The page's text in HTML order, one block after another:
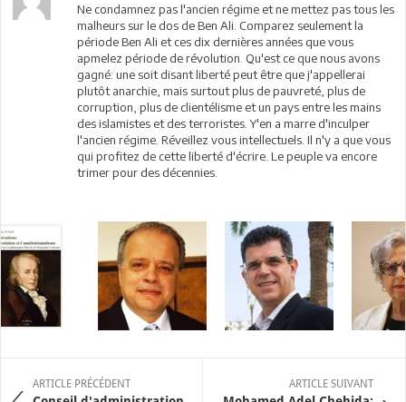
Ne condamnez pas l'ancien régime et ne mettez pas tous les
malheurs sur le dos de Ben Ali. Comparez seulement la
période Ben Ali et ces dix dernières années que vous
apmelez période de révolution. Qu'est ce que nous avons
gagné: une soit disant liberté peut être que j'appellerai
plutôt anarchie, mais surtout plus de pauvreté, plus de
corruption, plus de clientélisme et un pays entre les mains
des islamistes et des terroristes. Y'en a marre d'inculper
l'ancien régime. Réveillez vous intellectuels. Il n'y a que vous
qui profitez de cette liberté d'écrire. Le peuple va encore
trimer pour des décennies.
ARTICLE PRÉCÉDENT ARTICLE SUIVANT